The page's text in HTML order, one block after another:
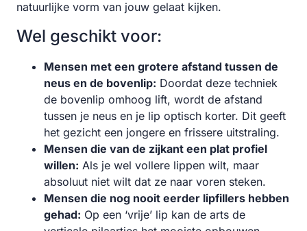
natuurlijke vorm van jouw gelaat kijken.
Wel geschikt voor:
Mensen met een grotere afstand tussen de
neus en de bovenlip: Doordat deze techniek
de bovenlip omhoog lift, wordt de afstand
tussen je neus en je lip optisch korter. Dit geeft
het gezicht een jongere en frissere uitstraling.
Mensen die van de zijkant een plat profiel
willen: Als je wel vollere lippen wilt, maar
absoluut niet wilt dat ze naar voren steken.
Mensen die nog nooit eerder lipfillers hebben
gehad: Op een ‘vrije’ lip kan de arts de